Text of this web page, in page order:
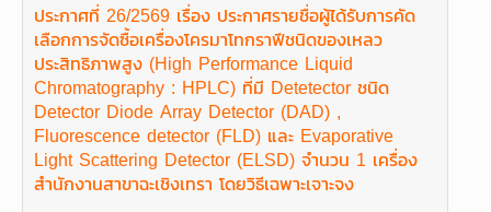
ประกาศที่ 26/2569 เรื่อง ประกาศรายชื่อผู้ได้รับการคัด
เลือกการจัดซื้อเครื่องโครมาโทกราฟีชนิดของเหลว
ประสิทธิภาพสูง (High Performance Liquid
Chromatography : HPLC) ที่มี Detetector ชนิด
Detector Diode Array Detector (DAD) ,
Fluorescence detector (FLD) และ Evaporative
Light Scattering Detector (ELSD) จำนวน 1 เครื่อง
สำนักงานสาขาฉะเชิงเทรา โดยวิธีเฉพาะเจาะจง